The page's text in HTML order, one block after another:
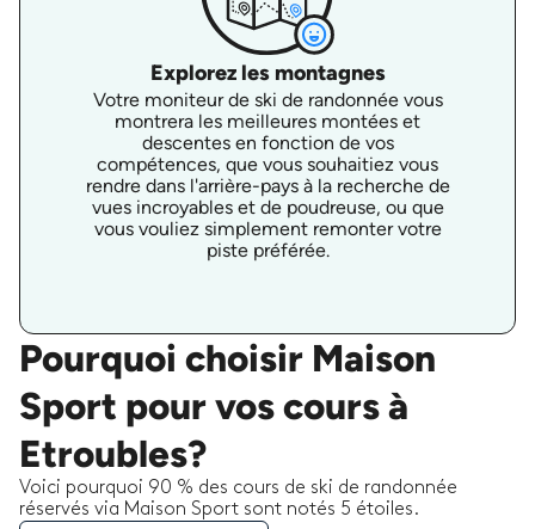
Explorez les montagnes
Votre moniteur de ski de randonnée vous
montrera les meilleures montées et
descentes en fonction de vos
compétences, que vous souhaitiez vous
rendre dans l'arrière-pays à la recherche de
vues incroyables et de poudreuse, ou que
vous vouliez simplement remonter votre
piste préférée.
Pourquoi choisir Maison
Sport pour vos cours à
Etroubles?
Voici pourquoi 90 % des cours de ski de randonnée
réservés via Maison Sport sont notés 5 étoiles.